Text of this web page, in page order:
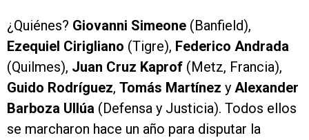
¿Quiénes? Giovanni Simeone (Banfield),
Ezequiel Cirigliano (Tigre), Federico Andrada
(Quilmes), Juan Cruz Kaprof (Metz, Francia),
Guido Rodríguez, Tomás Martínez y Alexander
Barboza Ullúa (Defensa y Justicia). Todos ellos
se marcharon hace un año para disputar la